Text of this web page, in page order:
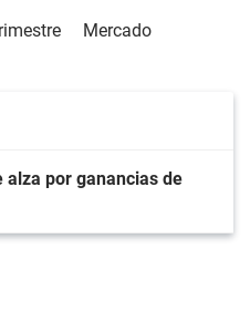
Mercado
por ganancias de